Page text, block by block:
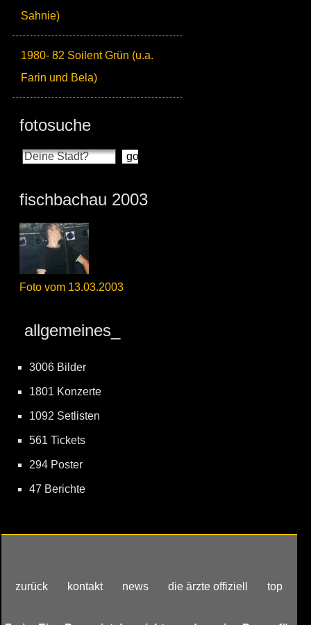
Sahnie)
1980- 82 Soilent Grün (u.a.
Farin und Bela)
fotosuche
fischbachau 2003
Foto vom 13.03.2003
allgemeines_
3006 Bilder
1801 Konzerte
1092 Setlisten
561 Tickets
294 Poster
47 Berichte
zurück kontakt news die ärzte offiziell top